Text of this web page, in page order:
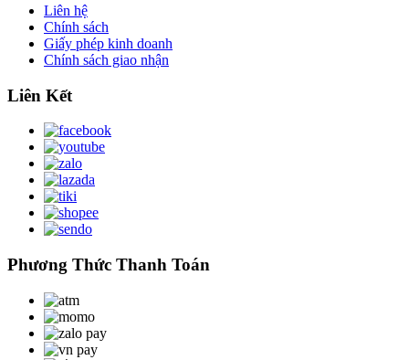
Liên hệ
Chính sách
Giấy phép kinh doanh
Chính sách giao nhận
Liên Kết
Phương Thức Thanh Toán